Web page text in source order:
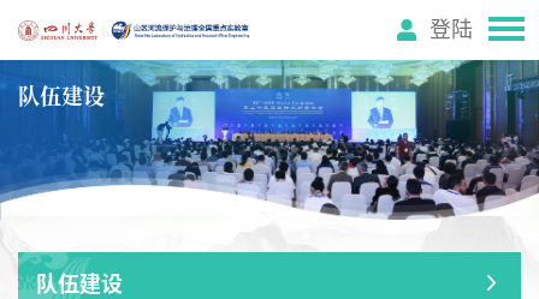
登陆
队伍建设
队伍建设